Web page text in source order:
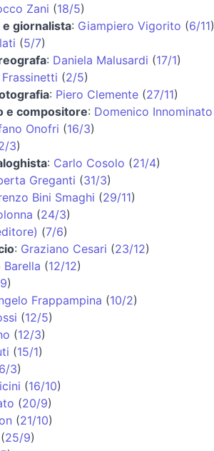
Zani (18/5)
giornalista: Giampiero Vigorito (6/11)
(5/7)
: Daniela Malusardi (17/1)
(2/5)
: Piero Clemente(27/11)
e compositore: Domenico Innominato
Onofri (16/3)
3)
: Carlo Cosolo (21/4)
Greganti (31/3)
Bini Smaghi (29/11)
(24/3)
(7/6)
: Graziano Cesari (23/12)
Barella (12/12)
)
Frappampina (10/2)
(12/5)
(12/3)
(15/1)
3)
(16/10)
(20/9)
(21/10)
(25/9)